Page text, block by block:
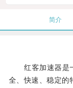
简介
红客加速器是一
全、快速、稳定的